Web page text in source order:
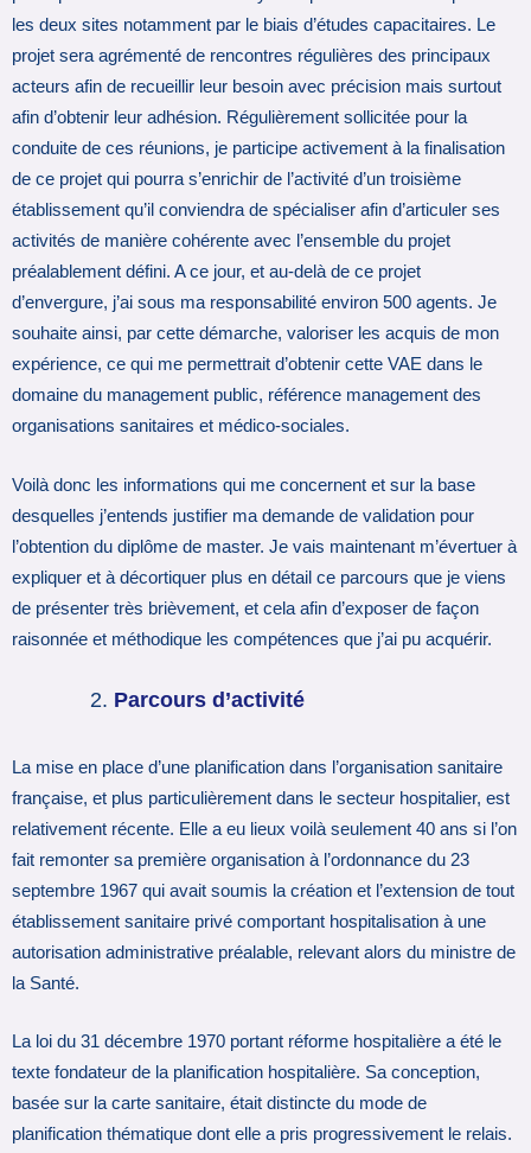
les deux sites notamment par le biais d’études capacitaires. Le
projet sera agrémenté de rencontres régulières des principaux
acteurs afin de recueillir leur besoin avec précision mais surtout
afin d’obtenir leur adhésion. Régulièrement sollicitée pour la
conduite de ces réunions, je participe activement à la finalisation
de ce projet qui pourra s’enrichir de l’activité d’un troisième
établissement qu’il conviendra de spécialiser afin d’articuler ses
activités de manière cohérente avec l’ensemble du projet
préalablement défini. A ce jour, et au-delà de ce projet
d’envergure, j’ai sous ma responsabilité environ 500 agents. Je
souhaite ainsi, par cette démarche, valoriser les acquis de mon
expérience, ce qui me permettrait d’obtenir cette VAE dans le
domaine du management public, référence management des
organisations sanitaires et médico-sociales.
Voilà donc les informations qui me concernent et sur la base
desquelles j’entends justifier ma demande de validation pour
l’obtention du diplôme de master. Je vais maintenant m’évertuer à
expliquer et à décortiquer plus en détail ce parcours que je viens
de présenter très brièvement, et cela afin d’exposer de façon
raisonnée et méthodique les compétences que j’ai pu acquérir.
Parcours d’activité
La mise en place d’une planification dans l’organisation sanitaire
française, et plus particulièrement dans le secteur hospitalier, est
relativement récente. Elle a eu lieux voilà seulement 40 ans si l’on
fait remonter sa première organisation à l’ordonnance du 23
septembre 1967 qui avait soumis la création et l’extension de tout
établissement sanitaire privé comportant hospitalisation à une
autorisation administrative préalable, relevant alors du ministre de
la Santé.
La loi du 31 décembre 1970 portant réforme hospitalière a été le
texte fondateur de la planification hospitalière. Sa conception,
basée sur la carte sanitaire, était distincte du mode de
planification thématique dont elle a pris progressivement le relais.